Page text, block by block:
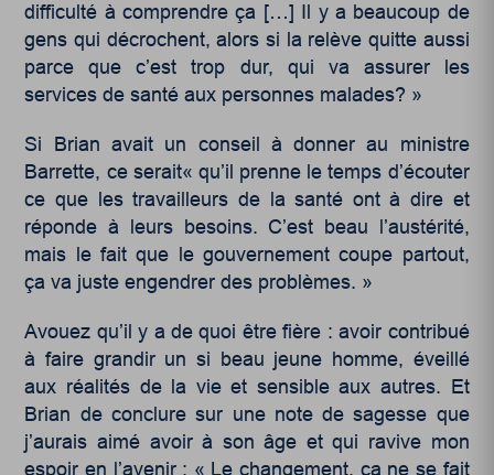
difficulté à comprendre ça […] Il y a beaucoup de
gens qui décrochent, alors si la relève quitte aussi
parce que c’est trop dur, qui va assurer les
services de santé aux personnes malades? »
Si Brian avait un conseil à donner au ministre
Barrette, ce serait« qu’il prenne le temps d’écouter
ce que les travailleurs de la santé ont à dire et
réponde à leurs besoins. C’est beau l’austérité,
mais le fait que le gouvernement coupe partout,
ça va juste engendrer des problèmes. »
Avouez qu’il y a de quoi être fière : avoir contribué
à faire grandir un si beau jeune homme, éveillé
aux réalités de la vie et sensible aux autres. Et
Brian de conclure sur une note de sagesse que
j’aurais aimé avoir à son âge et qui ravive mon
espoir en l’avenir : « Le changement, ça ne se fait